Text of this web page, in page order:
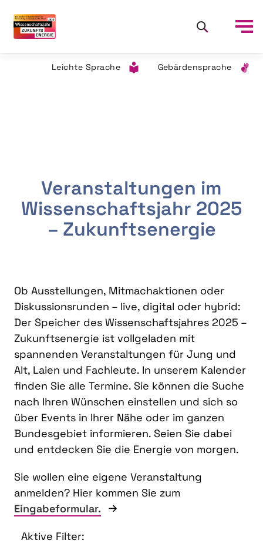
Leichte Sprache Gebärdensprache
Veranstaltungen im
Wissenschaftsjahr 2025
– Zukunftsenergie
Ob Ausstellungen, Mitmachaktionen oder
Diskussionsrunden – live, digital oder hybrid:
Der Speicher des Wissenschaftsjahres 2025 –
Zukunftsenergie ist vollgeladen mit
spannenden Veranstaltungen für Jung und
Alt, Laien und Fachleute. In unserem Kalender
finden Sie alle Termine. Sie können die Suche
nach Ihren Wünschen einstellen und sich so
über Events in Ihrer Nähe oder im ganzen
Bundesgebiet informieren. Seien Sie dabei
und entdecken Sie die Energie von morgen.
Sie wollen eine eigene Veranstaltung
anmelden? Hier kommen Sie zum
Eingabeformular.
Aktive Filter: